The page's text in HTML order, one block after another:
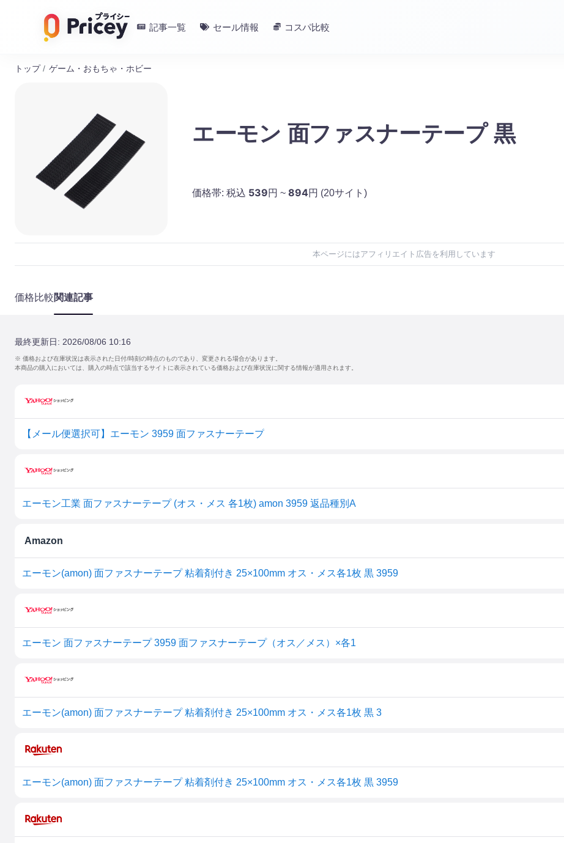
記事一覧 セール情報 コスパ比較
トップ / ゲーム・おもちゃ・ホビー
エーモン 面ファスナーテープ 黒
価格帯: 税込 539円 ~ 894円 (20サイト)
本ページにはアフィリエイト広告を利用しています
価格比較関連記事
最終更新日: 2026/08/06 10:16
※ 価格および在庫状況は表示された日付/時刻の時点のものであり、変更される場合があります。
本商品の購入においては、購入の時点で該当するサイトに表示されている価格および在庫状況に関する情報が適用されます。
【メール便選択可】エーモン 3959 面ファスナーテープ
エーモン工業 面ファスナーテープ (オス・メス 各1枚) amon 3959 返品種別A
Amazon
エーモン(amon) 面ファスナーテープ 粘着剤付き 25×100mm オス・メス各1枚 黒 3959
エーモン 面ファスナーテープ 3959 面ファスナーテープ（オス／メス）×各1
エーモン(amon) 面ファスナーテープ 粘着剤付き 25×100mm オス・メス各1枚 黒 3
エーモン(amon) 面ファスナーテープ 粘着剤付き 25×100mm オス・メス各1枚 黒 3959